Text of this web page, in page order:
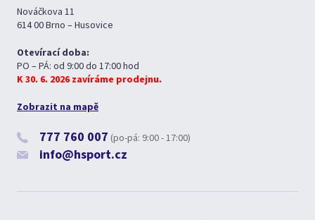
Nováčkova 11
614 00 Brno – Husovice
Otevírací doba:
PO – PÁ: od 9:00 do 17:00 hod
K 30. 6. 2026 zavíráme prodejnu.
Zobrazit na mapě
777 760 007 (po-pá: 9:00 - 17:00)
info@hsport.cz